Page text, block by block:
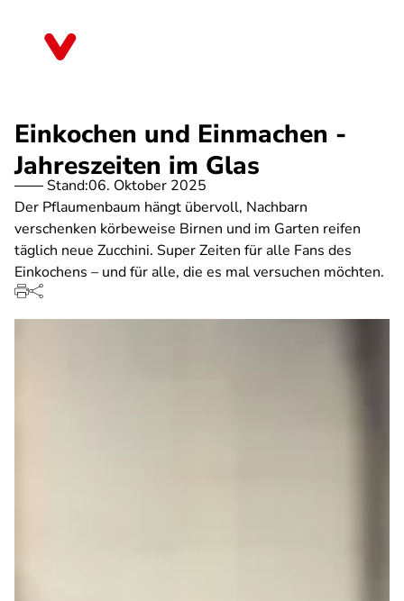
Einkochen und Einmachen -
Jahreszeiten im Glas
Stand:06. Oktober 2025
Der Pflaumenbaum hängt übervoll, Nachbarn
verschenken körbeweise Birnen und im Garten reifen
täglich neue Zucchini. Super Zeiten für alle Fans des
Einkochens – und für alle, die es mal versuchen möchten.